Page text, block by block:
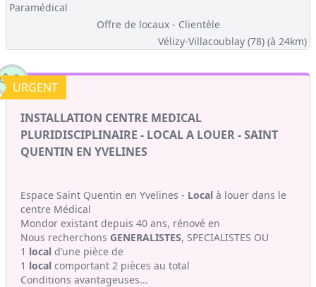
Paramédical
Offre de locaux - Clientèle
Vélizy-Villacoublay (78) (à 24km)
URGENT
INSTALLATION CENTRE MEDICAL
PLURIDISCIPLINAIRE - LOCAL A LOUER - SAINT
QUENTIN EN YVELINES
Espace Saint Quentin en Yvelines - Local à louer dans le
centre Médical
Mondor existant depuis 40 ans, rénové en
Nous recherchons GENERALISTES, SPECIALISTES OU
1 local d’une pièce de
1 local comportant 2 pièces au total
Conditions avantageuses...